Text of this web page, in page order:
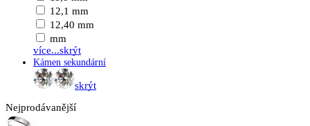
12,1 mm
12,40 mm
mm
více...skrýt
Kámen sekundární
skrýt
Nejprodávanější